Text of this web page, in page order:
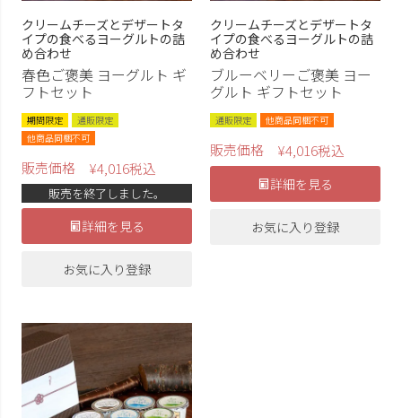
クリームチーズとデザートタ
イプの食べるヨーグルトの詰
め合わせ
春色ご褒美 ヨーグルト ギ
フトセット
期間限定
通販限定
他商品同梱不可
販売価格 ¥4,016税込
販売を終了しました。
詳細を見る
お気に入り登録
クリームチーズとデザートタ
イプの食べるヨーグルトの詰
め合わせ
ブルーベリーご褒美 ヨー
グルト ギフトセット
通販限定 他商品同梱不可
販売価格 ¥4,016税込
詳細を見る
お気に入り登録